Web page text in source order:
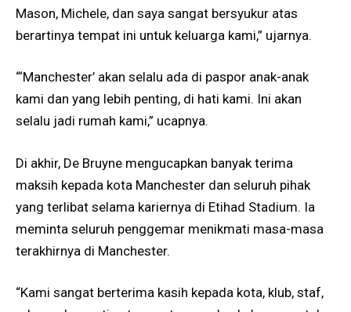
Mason, Michele, dan saya sangat bersyukur atas
berartinya tempat ini untuk keluarga kami,” ujarnya.
“‘Manchester’ akan selalu ada di paspor anak-anak
kami dan yang lebih penting, di hati kami. Ini akan
selalu jadi rumah kami,” ucapnya.
Di akhir, De Bruyne mengucapkan banyak terima
maksih kepada kota Manchester dan seluruh pihak
yang terlibat selama kariernya di Etihad Stadium. Ia
meminta seluruh penggemar menikmati masa-masa
terakhirnya di Manchester.
“Kami sangat berterima kasih kepada kota, klub, staf,